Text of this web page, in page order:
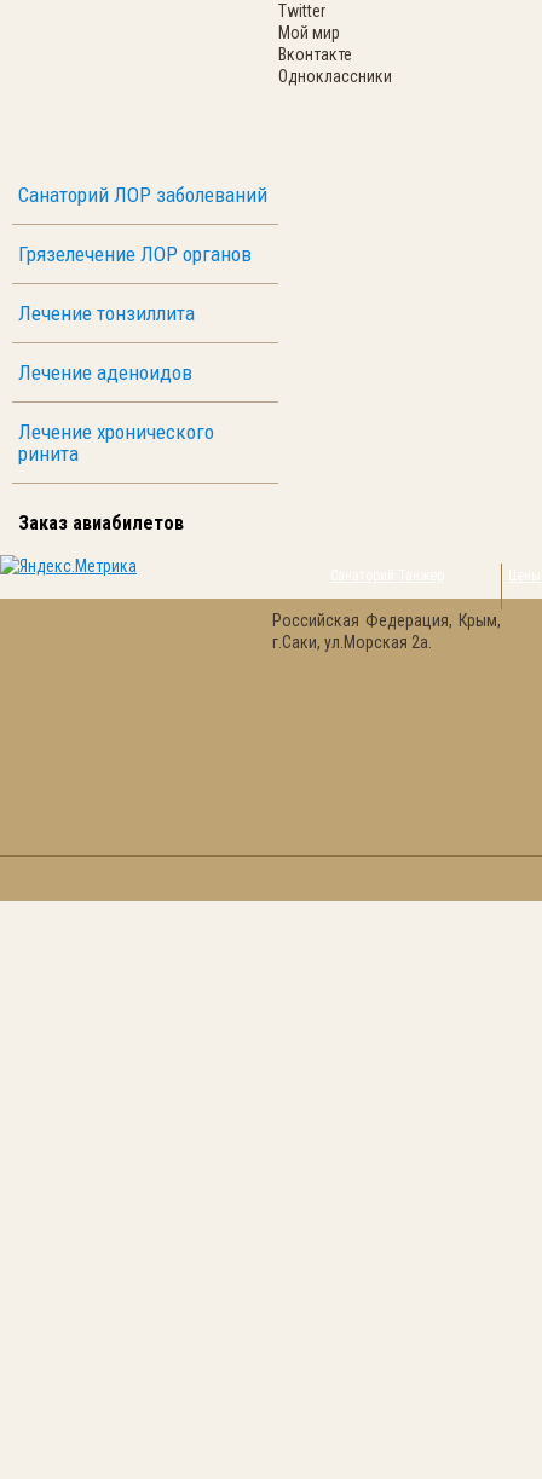
Twitter
Мой мир
Вконтакте
Одноклассники
Санаторий ЛОР заболеваний
Грязелечение ЛОР органов
Лечение тонзиллита
Лечение аденоидов
Лечение хронического
ринита
Заказ авиабилетов
Российская Федерация, Крым,
г.Саки, ул.Морская 2а.